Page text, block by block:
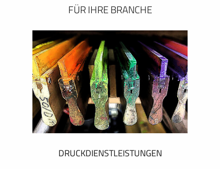
FÜR IHRE BRANCHE
DRUCKDIENSTLEISTUNGEN